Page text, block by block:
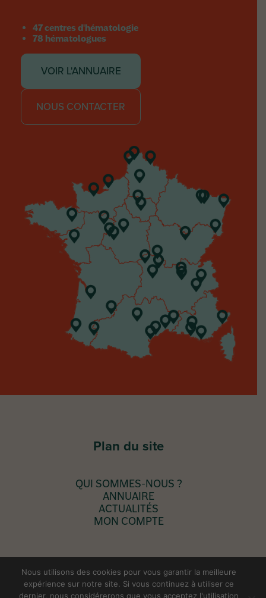
47 centres d'hématologie
78 hématologues
VOIR L'ANNUAIRE
NOUS CONTACTER
Plan du site
QUI SOMMES-NOUS ?
ANNUAIRE
ACTUALITÉS
MON COMPTE
© Copyright 2024 - Création & développementAgence
Nous utilisons des cookies pour vous garantir la meilleure
expérience sur notre site. Si vous continuez à utiliser ce
dernier, nous considérerons que vous acceptez l'utilisation